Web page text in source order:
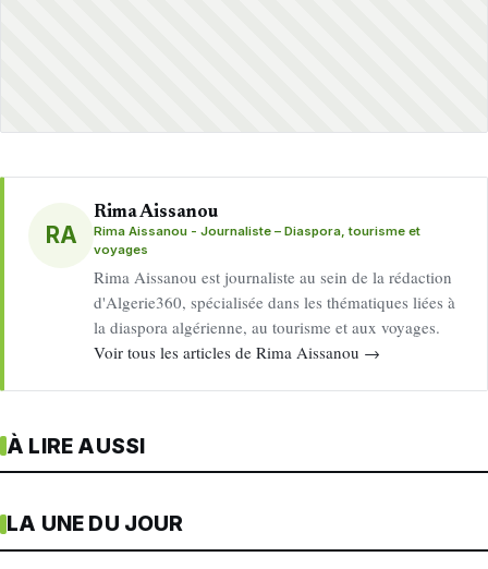
RA
Rima Aissanou
Rima Aissanou - Journaliste – Diaspora, tourisme et
voyages
Rima Aissanou est journaliste au sein de la rédaction
d'Algerie360, spécialisée dans les thématiques liées à
la diaspora algérienne, au tourisme et aux voyages.
Voir tous les articles de Rima Aissanou →
À LIRE AUSSI
LA UNE DU JOUR